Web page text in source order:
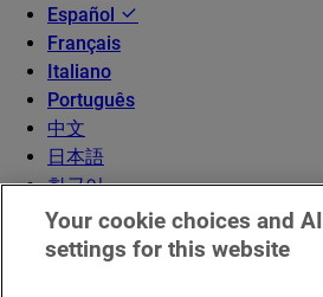
Español
Français
Italiano
Português
中文
日本語
한국어
Your cookie choices and AI
settings for this website